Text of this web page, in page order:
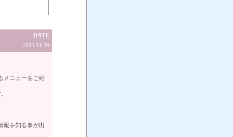
DATE
2013.11.26
メニューをご紹
報を知る事が出